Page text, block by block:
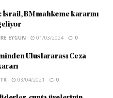
İsrail, BM mahkeme kararını
EYGÜN 01/03/2024 0
Uluslararası Ceza
03/04/2021 0